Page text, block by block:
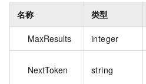
名称 类型
MaxResults integer
NextToken string